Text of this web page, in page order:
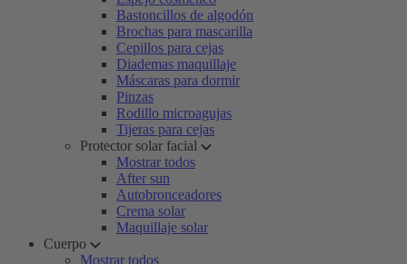
Bastoncillos de algodón
Brochas para mascarilla
Cepillos para cejas
Diademas maquillaje
Máscaras para dormir
Pinzas
Rodillo microagujas
Tijeras para cejas
Protector solar facial
Mostrar todos
After sun
Autobronceadores
Crema solar
Maquillaje solar
Cuerpo
Mostrar todos